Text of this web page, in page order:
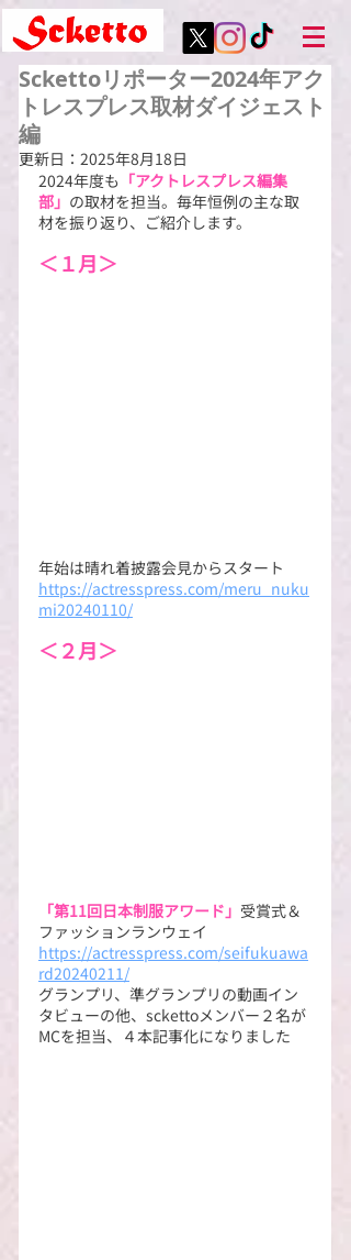
Sckettoリポーター2024年アク
トレスプレス取材ダイジェスト
編
更新日： 2025年8月18日
2024年度も 「アクトレスプレス編集
部」 の取材を担当。毎年恒例の主な取
材を振り返り、ご紹介します。
＜１月＞
年始は晴れ着披露会見からスタート
https://actresspress.com/meru_nuku
mi20240110/
＜２月＞
「第11回日本制服アワード」 受賞式＆
ファッションランウェイ
https://actresspress.com/seifukuawa
rd20240211/
グランプリ、準グランプリの動画イン
タビューの他、sckettoメンバー２名が
MCを担当、４本記事化になりました